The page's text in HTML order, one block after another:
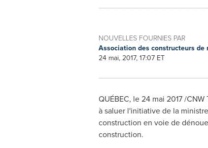
NOUVELLES FOURNIES PAR
Association des constructeurs de
24 mai, 2017, 17:07 ET
QUÉBEC, le 24 mai 2017 /
à saluer l'initiative de la
construction en voie de
construction.